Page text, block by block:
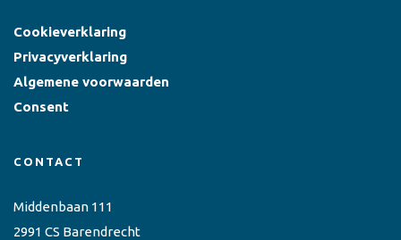
Cookieverklaring
Privacyverklaring
Algemene voorwaarden
Consent
CONTACT
Middenbaan 111
2991 CS Barendrecht